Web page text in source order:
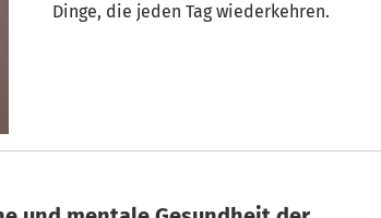
Dinge, die jeden Tag wiederkehren.